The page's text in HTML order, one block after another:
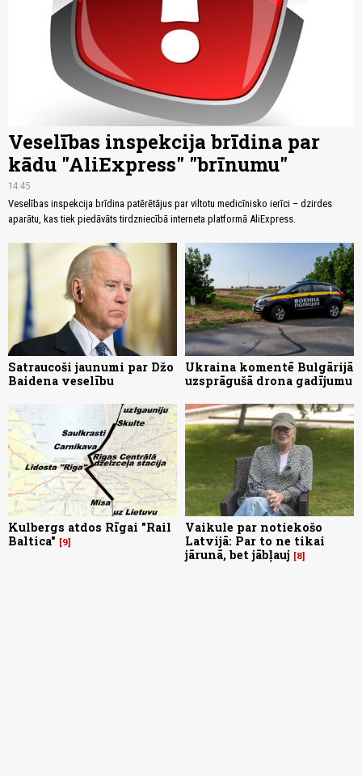
Veselības inspekcija brīdina par
kādu "AliExpress" "brīnumu"
14:45
Veselības inspekcija brīdina patērētājus par viltotu medicīnisko ierīci – dzirdes
aparātu, kas tiek piedāvāts tirdzniecībā interneta platformā AliExpress.
Satraucoši jaunumi par Džo
Baidena veselību
Ukraina komentē Bulgārijā
uzsprāgušā drona gadījumu
Kulbergs atdos Rīgai "Rail
Baltica"
9
Vaikule par notiekošo
Latvijā: Par to ne tikai
jārunā, bet jābļauj
8